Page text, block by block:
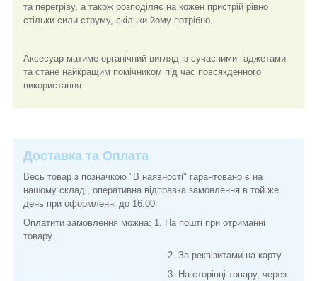
та перегріву, а також розподіляє на кожен пристрій рівно
стільки сили струму, скільки йому потрібно.
Аксесуар матиме органічний вигляд із сучасними ґаджетами
та стане найкращим помічником під час повсякденного
використання.
Доставка та Оплата
Весь товар з позначкою "В наявності" гарантовано є на
нашому складі, оперативна відправка замовлення в той же
день при оформленні до 16:00.
Оплатити замовлення можна: 1. На пошті при отриманні
товару.
2. За реквізитами на карту.
3. На сторінці товару, через